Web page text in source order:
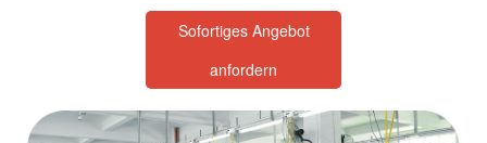
Sofortiges Angebot
anfordern